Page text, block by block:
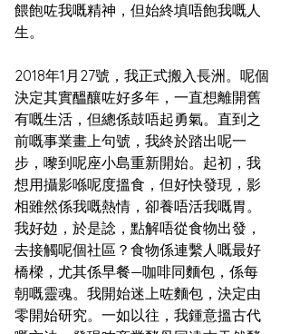
餵飽咗我嘅精神，但始終填唔飽我嘅人
生。
2018年1月27號，我正式搬入長洲。呢個
決定其實醞釀咗好多年，一直想離開舊
有嘅生活，但總係鼓唔起勇氣。直到之
前嘅事業畫上句號，我終於踏出呢一
步，嚟到呢座小島重新開始。起初，我
想用攝影喺呢度搵食，但好快發現，影
相雖然係我嘅熱情，卻養唔活我嘅胃。
我好攰，於是諗，點解唔從食物出發，
去接觸呢個社區？食物係連繫人嘅最好
橋樑，尤其係早餐—咖啡同麵包，係每
朝嘅靈魂。我開始迷上咗麵包，決定由
零開始研究。一如以往，我鍾意搵古代